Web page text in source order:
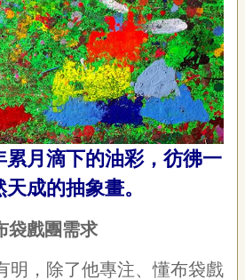
累月滴下的油彩，彷彿一
成的抽象畫。
袋戲團需求
明，除了他專注、懂布袋戲